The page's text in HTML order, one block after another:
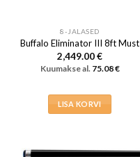
8-JALASED
Buffalo Eliminator III 8ft Must
2,449.00€
Kuumakse al. 75.08€
LISA KORVI